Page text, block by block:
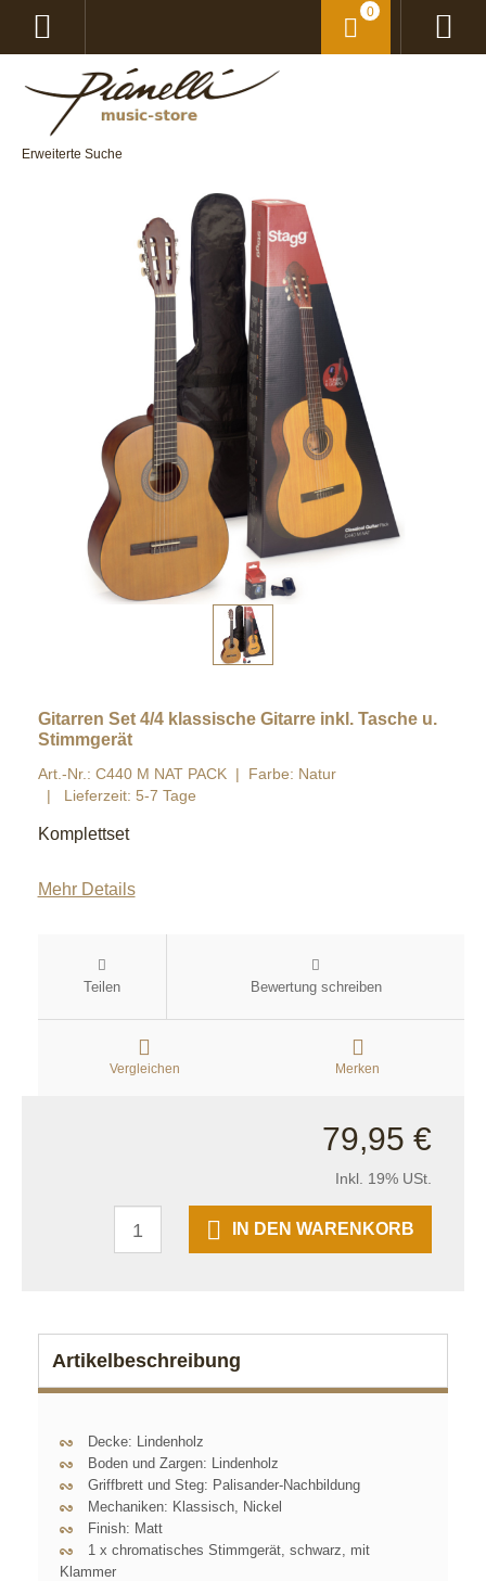
Erweiterte Suche
0
Gitarren Set 4/4 klassische Gitarre inkl. Tasche u.
Stimmgerät
Art.-Nr.: C440 M NAT PACK
Farbe: Natur
Lieferzeit: 5-7 Tage
Komplettset
Mehr Details
Teilen Bewertung schreiben
Vergleichen Merken
79,95 €
Inkl. 19% USt.
IN DEN WARENKORB
Artikelbeschreibung
Decke: Lindenholz
Boden und Zargen: Lindenholz
Griffbrett und Steg: Palisander-Nachbildung
Mechaniken: Klassisch, Nickel
Finish: Matt
1 x chromatisches Stimmgerät, schwarz, mit
Klammer